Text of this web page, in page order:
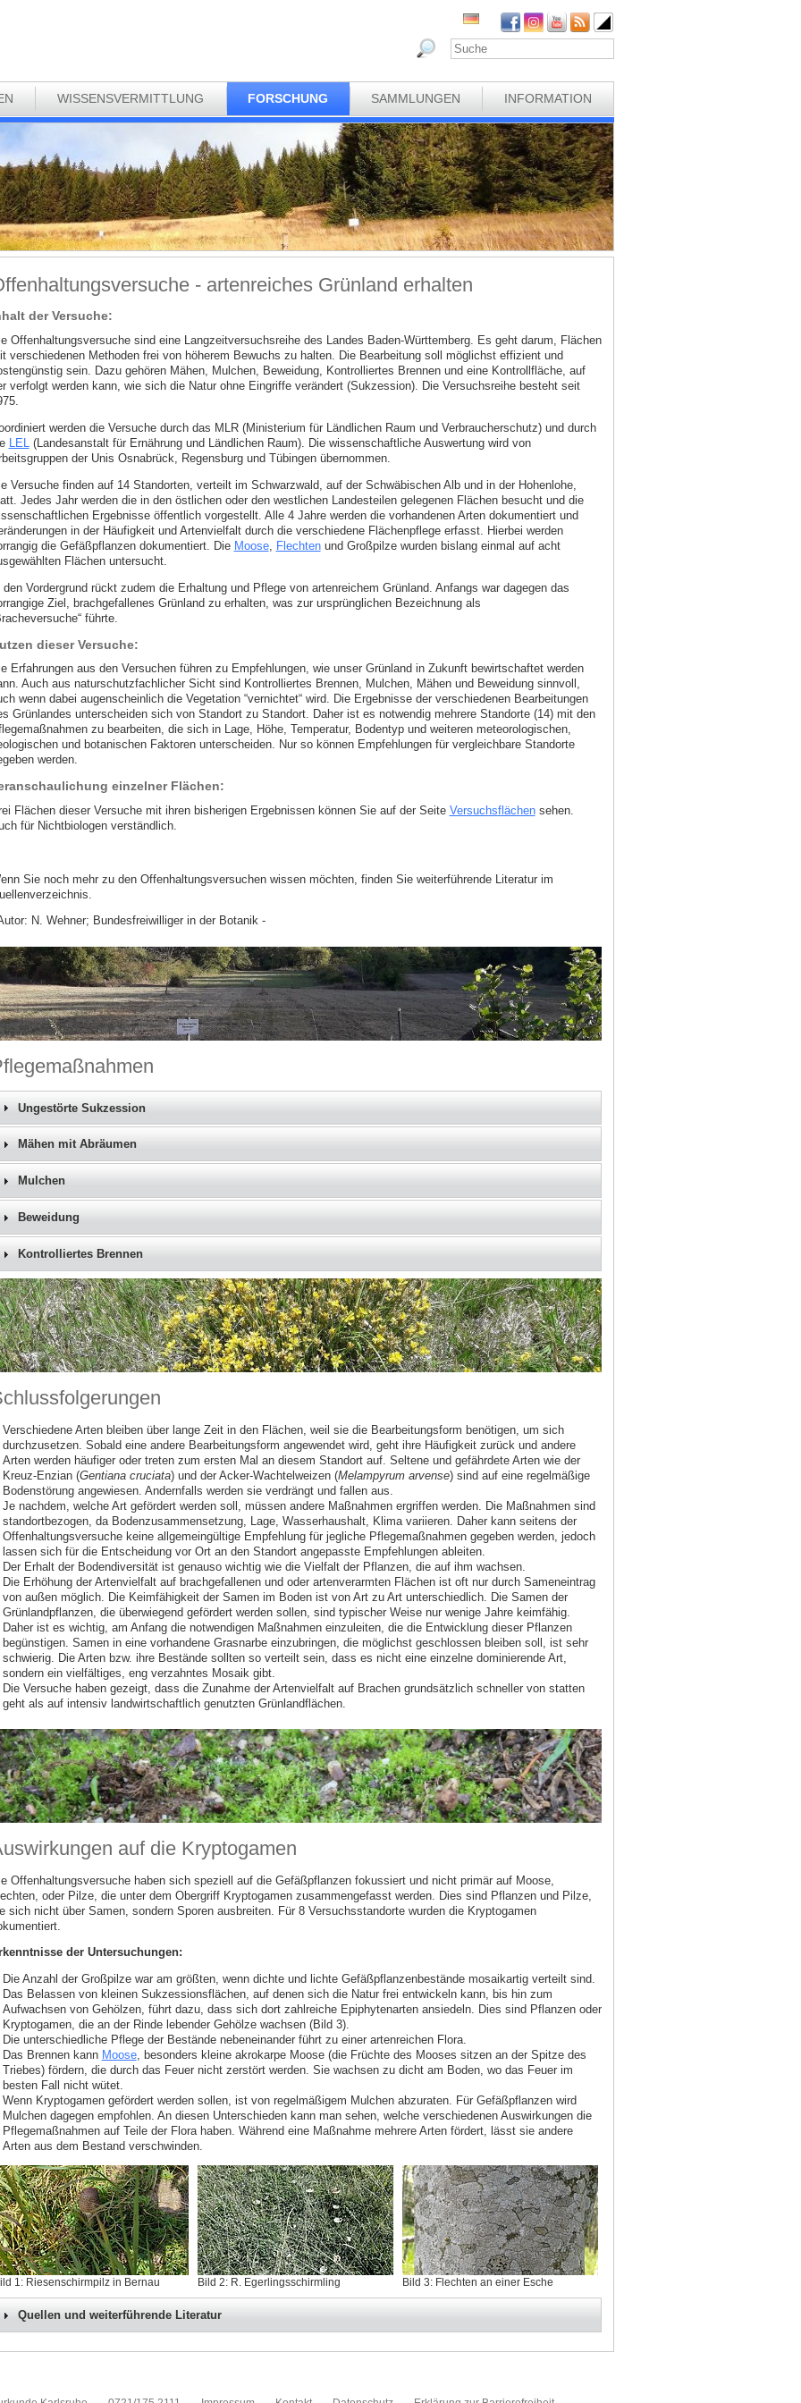
WISSENSVERMITTLUNG FORSCHUNG SAMMLUNGEN INFORMATION
- artenreiches Grünland erhalten
der Versuche:
Offenhaltungsversuche sind eine Langzeitversuchsreihe des Landes Baden-Württemberg. Es geht darum, Flächen
verschiedenen Methoden frei von höherem Bewuchs zu halten. Die Bearbeitung soll möglichst effizient und
sein. Dazu gehören Mähen, Mulchen, Beweidung, Kontrolliertes Brennen und eine Kontrollfläche, auf
verfolgt werden kann, wie sich die Natur ohne Eingriffe verändert (Sukzession). Die Versuchsreihe besteht seit
werden die Versuche durch das MLR (Ministerium für Ländlichen Raum und Verbraucherschutz) und durch
LEL(Landesanstalt für Ernährung und Ländlichen Raum). Die wissenschaftliche Auswertung wird von
der Unis Osnabrück, Regensburg und Tübingen übernommen.
Versuche finden auf 14 Standorten, verteilt im Schwarzwald, auf der Schwäbischen Alb und in der Hohenlohe,
Jedes Jahr werden die in den östlichen oder den westlichen Landesteilen gelegenen Flächen besucht und die
Ergebnisse öffentlich vorgestellt. Alle 4 Jahre werden die vorhandenen Arten dokumentiert und
in der Häufigkeit und Artenvielfalt durch die verschiedene Flächenpflege erfasst. Hierbei werden
die Gefäßpflanzen dokumentiert. Die Moose, Flechtenund Großpilze wurden bislang einmal auf acht
Flächen untersucht.
den Vordergrund rückt zudem die Erhaltung und Pflege von artenreichem Grünland. Anfangs war dagegen das
Ziel, brachgefallenes Grünland zu erhalten, was zur ursprünglichen Bezeichnung als
führte.
dieser Versuche:
Erfahrungen aus den Versuchen führen zu Empfehlungen, wie unser Grünland in Zukunft bewirtschaftet werden
Auch aus naturschutzfachlicher Sicht sind Kontrolliertes Brennen, Mulchen, Mähen und Beweidung sinnvoll,
wenn dabei augenscheinlich die Vegetation “vernichtet“ wird. Die Ergebnisse der verschiedenen Bearbeitungen
Grünlandes unterscheiden sich von Standort zu Standort. Daher ist es notwendig mehrere Standorte (14) mit den
zu bearbeiten, die sich in Lage, Höhe, Temperatur, Bodentyp und weiteren meteorologischen,
und botanischen Faktoren unterscheiden. Nur so können Empfehlungen für vergleichbare Standorte
werden.
einzelner Flächen:
Flächen dieser Versuche mit ihren bisherigen Ergebnissen können Sie auf der Seite Versuchsflächensehen.
für Nichtbiologen verständlich.
Sie noch mehr zu den Offenhaltungsversuchen wissen möchten, finden Sie weiterführende Literatur im
N. Wehner; Bundesfreiwilliger in der Botanik -
Ungestörte Sukzession
Mähen mit Abräumen
Mulchen
Beweidung
Kontrolliertes Brennen
Verschiedene Arten bleiben über lange Zeit in den Flächen, weil sie die Bearbeitungsform benötigen, um sich
durchzusetzen. Sobald eine andere Bearbeitungsform angewendet wird, geht ihre Häufigkeit zurück und andere
Arten werden häufiger oder treten zum ersten Mal an diesem Standort auf. Seltene und gefährdete Arten wie der
Kreuz‑Enzian (Gentiana cruciata) und der Acker-Wachtelweizen (Melampyrum arvense) sind auf eine regelmäßige
Bodenstörung angewiesen. Andernfalls werden sie verdrängt und fallen aus.
Je nachdem, welche Art gefördert werden soll, müssen andere Maßnahmen ergriffen werden. Die Maßnahmen sind
standortbezogen, da Bodenzusammensetzung, Lage, Wasserhaushalt, Klima variieren. Daher kann seitens der
Offenhaltungsversuche keine allgemeingültige Empfehlung für jegliche Pflegemaßnahmen gegeben werden, jedoch
lassen sich für die Entscheidung vor Ort an den Standort angepasste Empfehlungen ableiten.
Der Erhalt der Bodendiversität ist genauso wichtig wie die Vielfalt der Pflanzen, die auf ihm wachsen.
Die Erhöhung der Artenvielfalt auf brachgefallenen und oder artenverarmten Flächen ist oft nur durch Sameneintrag
von außen möglich. Die Keimfähigkeit der Samen im Boden ist von Art zu Art unterschiedlich. Die Samen der
Grünlandpflanzen, die überwiegend gefördert werden sollen, sind typischer Weise nur wenige Jahre keimfähig.
Daher ist es wichtig, am Anfang die notwendigen Maßnahmen einzuleiten, die die Entwicklung dieser Pflanzen
begünstigen. Samen in eine vorhandene Grasnarbe einzubringen, die möglichst geschlossen bleiben soll, ist sehr
schwierig. Die Arten bzw. ihre Bestände sollten so verteilt sein, dass es nicht eine einzelne dominierende Art,
sondern ein vielfältiges, eng verzahntes Mosaik gibt.
Die Versuche haben gezeigt, dass die Zunahme der Artenvielfalt auf Brachen grundsätzlich schneller von statten
geht als auf intensiv landwirtschaftlich genutzten Grünlandflächen.
auf die Kryptogamen
Offenhaltungsversuche haben sich speziell auf die Gefäßpflanzen fokussiert und nicht primär auf Moose,
oder Pilze, die unter dem Obergriff Kryptogamen zusammengefasst werden. Dies sind Pflanzen und Pilze,
sich nicht über Samen, sondern Sporen ausbreiten. Für 8 Versuchsstandorte wurden die Kryptogamen
der Untersuchungen:
Die Anzahl der Großpilze war am größten, wenn dichte und lichte Gefäßpflanzenbestände mosaikartig verteilt sind.
Das Belassen von kleinen Sukzessionsflächen, auf denen sich die Natur frei entwickeln kann, bis hin zum
Aufwachsen von Gehölzen, führt dazu, dass sich dort zahlreiche Epiphytenarten ansiedeln. Dies sind Pflanzen oder
Kryptogamen, die an der Rinde lebender Gehölze wachsen (Bild 3).
Die unterschiedliche Pflege der Bestände nebeneinander führt zu einer artenreichen Flora.
Das Brennen kann Moose, besonders kleine akrokarpe Moose (die Früchte des Mooses sitzen an der Spitze des
Triebes) fördern, die durch das Feuer nicht zerstört werden. Sie wachsen zu dicht am Boden, wo das Feuer im
besten Fall nicht wütet.
Wenn Kryptogamen gefördert werden sollen, ist von regelmäßigem Mulchen abzuraten. Für Gefäßpflanzen wird
Mulchen dagegen empfohlen. An diesen Unterschieden kann man sehen, welche verschiedenen Auswirkungen die
Pflegemaßnahmen auf Teile der Flora haben. Während eine Maßnahme mehrere Arten fördert, lässt sie andere
Arten aus dem Bestand verschwinden.
1: Riesenschirmpilz in Bernau Bild 2: R. Egerlingsschirmling Bild 3: Flechten an einer Esche
Quellen und weiterführende Literatur